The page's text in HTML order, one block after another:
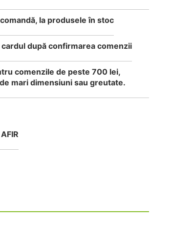
la produsele în stoc
cardul după confirmarea comenzii
comenzile de peste 700 lei,
mari dimensiuni sau greutate.